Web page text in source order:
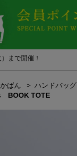
まで開催！
かばん ハンドバッグ
BOOK TOTE